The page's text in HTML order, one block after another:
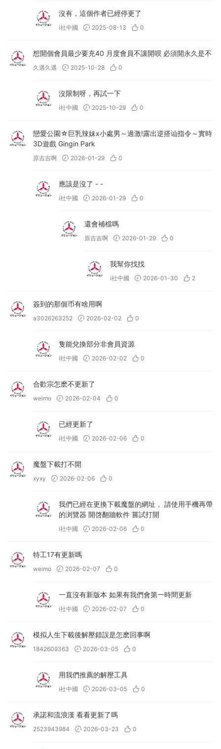
沒有，這個作者已經停更了
i社中國 2025-08-13 0
想開個會員最少要充40 月度會員不讓開呗 必須開永久是不
久遇久遇 2025-10-28 0
沒限制呀，再試一下
i社中國 2025-10-29 0
戀愛公園☆巨乳辣妹x小處男～過激!露出逆搭讪指令～實時
3D遊戲 Gingin Park
原吉吉啊 2026-01-29 0
應該是沒了 - -
i社中國 2026-01-29 0
還會補檔嗎
原吉吉啊 2026-01-29 0
我幫你找找
i社中國 2026-01-30 2
簽到的那個币有啥用啊
a3026263252 2026-02-02 0
隻能兌換部分非會員資源
i社中國 2026-02-02 0
合歡宗怎麽不更新了
weimo 2026-02-04 0
已經更新了
i社中國 2026-02-06 0
魔盤下載打不開
xyxy 2026-02-06 0
我們已經在更換下載魔盤的網址， 請使用手機再帶
的浏覽器 開啓翻牆軟件 嘗試打開
i社中國 2026-02-06 0
特工17有更新嗎
weimo 2026-02-07 0
一直沒有新版本 如果有我們會第一時間更新
i社中國 2026-02-07 0
模拟人生下載後解壓錯誤是怎麽回事啊
1842609363 2026-03-05 0
用我們推薦的解壓工具
i社中國 2026-03-05 0
承諾和流浪漢 看看更新了嗎
2523943984 2026-03-23 0